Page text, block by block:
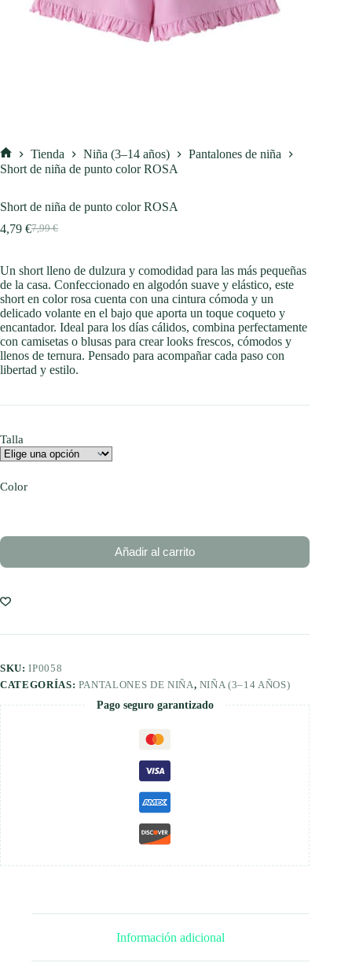
Inicio
Tienda Niña (3–14 años)
Pantalones de niña
Short de niña de punto color ROSA
Short de niña de punto color ROSA
7,99€
El
era:
7,99 €.
4,79 €El
es:
4,79 €.
Un short lleno de dulzura y comodidad para las más pequeñas
de la casa. Confeccionado en algodón suave y elástico, este
short en color rosa cuenta con una cintura cómoda y un
delicado volante en el bajo que aporta un toque coqueto y
encantador. Ideal para los días cálidos, combina perfectamente
con camisetas o blusas para crear looks frescos, cómodos y
llenos de ternura. Pensado para acompañar cada paso con
libertad y estilo.
Talla
Color
Añadir al carrito
SKU:IP0058
CATEGORÍAS: PANTALONES DE NIÑA, NIÑA (3–14 AÑOS)
Pago seguro garantizado
Información adicional